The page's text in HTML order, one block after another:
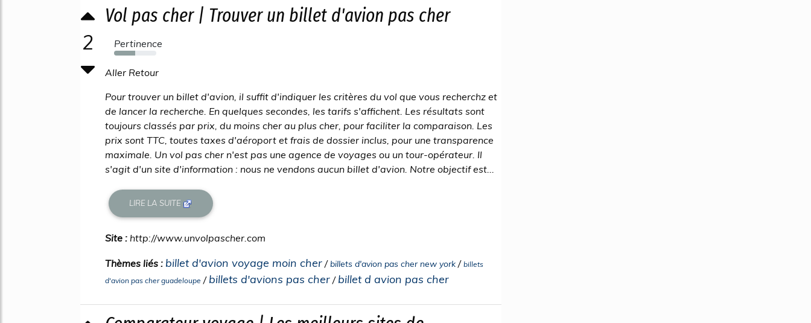
2
Vol pas cher | Trouver un billet d'avion pas cher
Pertinence
50%
Aller Retour
Pour trouver un billet d'avion, il suffit d'indiquer les critères du vol que vous recherchz et
de lancer la recherche. En quelques secondes, les tarifs s'affichent. Les résultats sont
toujours classés par prix, du moins cher au plus cher, pour faciliter la comparaison. Les
prix sont TTC, toutes taxes d'aéroport et frais de dossier inclus, pour une transparence
maximale. Un vol pas cher n'est pas une agence de voyages ou un tour-opérateur. Il
s'agit d'un site d'information : nous ne vendons aucun billet d'avion. Notre objectif est...
LIRE LA SUITE
Site : http://www.unvolpascher.com
Thèmes liés : billet d'avion voyage moin cher / billets d'avion pas cher new york / billets
d'avion pas cher guadeloupe / billets d'avions pas cher / billet d avion pas cher